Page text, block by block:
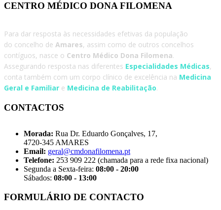
CENTRO MÉDICO DONA FILOMENA
Para dar resposta às necessidades efetivas da população
do concelho de Amares, assim como de outros concelhos
contíguos, nasce o Centro Médico Dona Filomena.
Assegurando resposta nas diferentes Especialidades Médicas,
conta também com um corpo clínico de excelência na Medicina
Geral e Familiar e Medicina de Reabilitação.
CONTACTOS
Morada: Rua Dr. Eduardo Gonçalves, 17,
4720-345 AMARES
Email: geral@cmdonafilomena.pt
Telefone: 253 909 222 (chamada para a rede fixa nacional)
Segunda a Sexta-feira: 08:00 - 20:00
Sábados: 08:00 - 13:00
FORMULÁRIO DE CONTACTO